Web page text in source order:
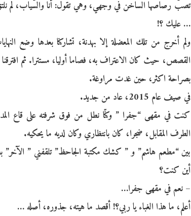
تصبّ رصاصها الساخن في وجهي، وهي تقول: أنا والسّياب، لم
… عليك ؟!
ولم أخرج من تلك المعضلة إلا بهدنة، تشاركنا بعدها وضع
القصص، حيث كان الاعتراف به، فصاما أوليا، مستترا. ثم افترقنا
بصراحة اكثر، حين غدت مراوغة.
في صيف عام 2015، عاد من جديد.
كنت في مقهى “جفرا ” وكنّا نطل من فوق شرفته على قاع
الطرف المقابل، ضجرا، كان بانتظاري وكان لديه ما يحكيه.
بين “مطعم هاشم” و ” كشك مكتبة الجاحظ” تلقفني ” الآخر”
أين كنت؟
– نعم في مقهى جفرا…
أعلم، ما هذا الغباء يا ربي؟! أقصد ما هيته، جذوره، أصله …